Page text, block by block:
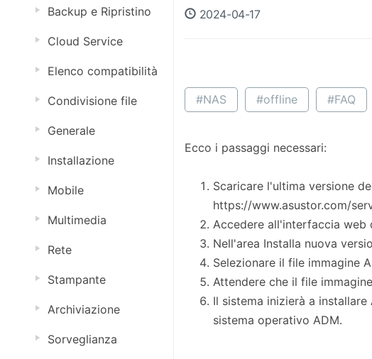
Backup e Ripristino
Cloud Service
Elenco compatibilità
Condivisione file
Generale
Installazione
Mobile
Multimedia
Rete
Stampante
Archiviazione
Sorveglianza
2024-04-17
#NAS #offline #FAQ
Ecco i passaggi necessari:
Scaricare l'ultima versione
https://www.asustor.com/
Accedere all'interfaccia web
Nell'area Installa nuova
Selezionare il file immagine
Attendere che il file
Il sistema inizierà a
sistema operativo ADM.